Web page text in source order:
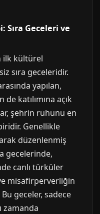
Sıra Geceleri ve
ilk kültürel
sıra geceleridir.
yapılan,
katılımına açık
şehrin ruhunu en
Genellikle
düzenlenmiş
gecelerinde,
canlı türküler
misafirperverliğin
geceler, sadece
zamanda